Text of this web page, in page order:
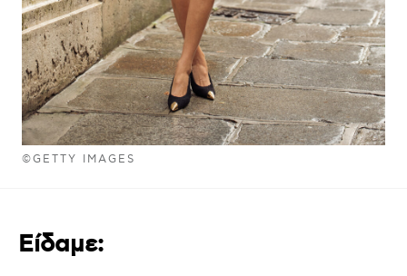
©GETTY IMAGES
Είδαμε: